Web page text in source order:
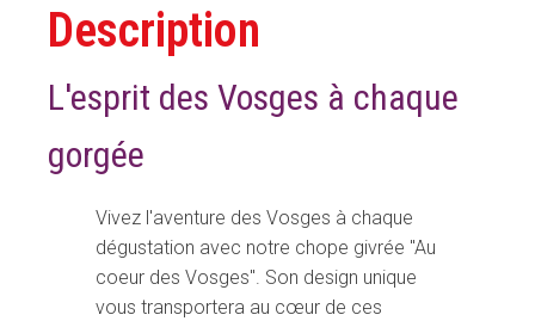
Description
L'esprit des Vosges à chaque
gorgée
Vivez l'aventure des Vosges à chaque
dégustation avec notre chope givrée "Au
coeur des Vosges". Son design unique
vous transportera au cœur de ces